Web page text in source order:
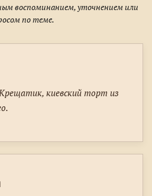
воспоминанием, уточнением или
по теме.
киевский торт из